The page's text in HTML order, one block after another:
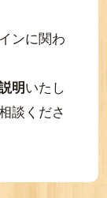
ンに関わ
明いたし
談くださ